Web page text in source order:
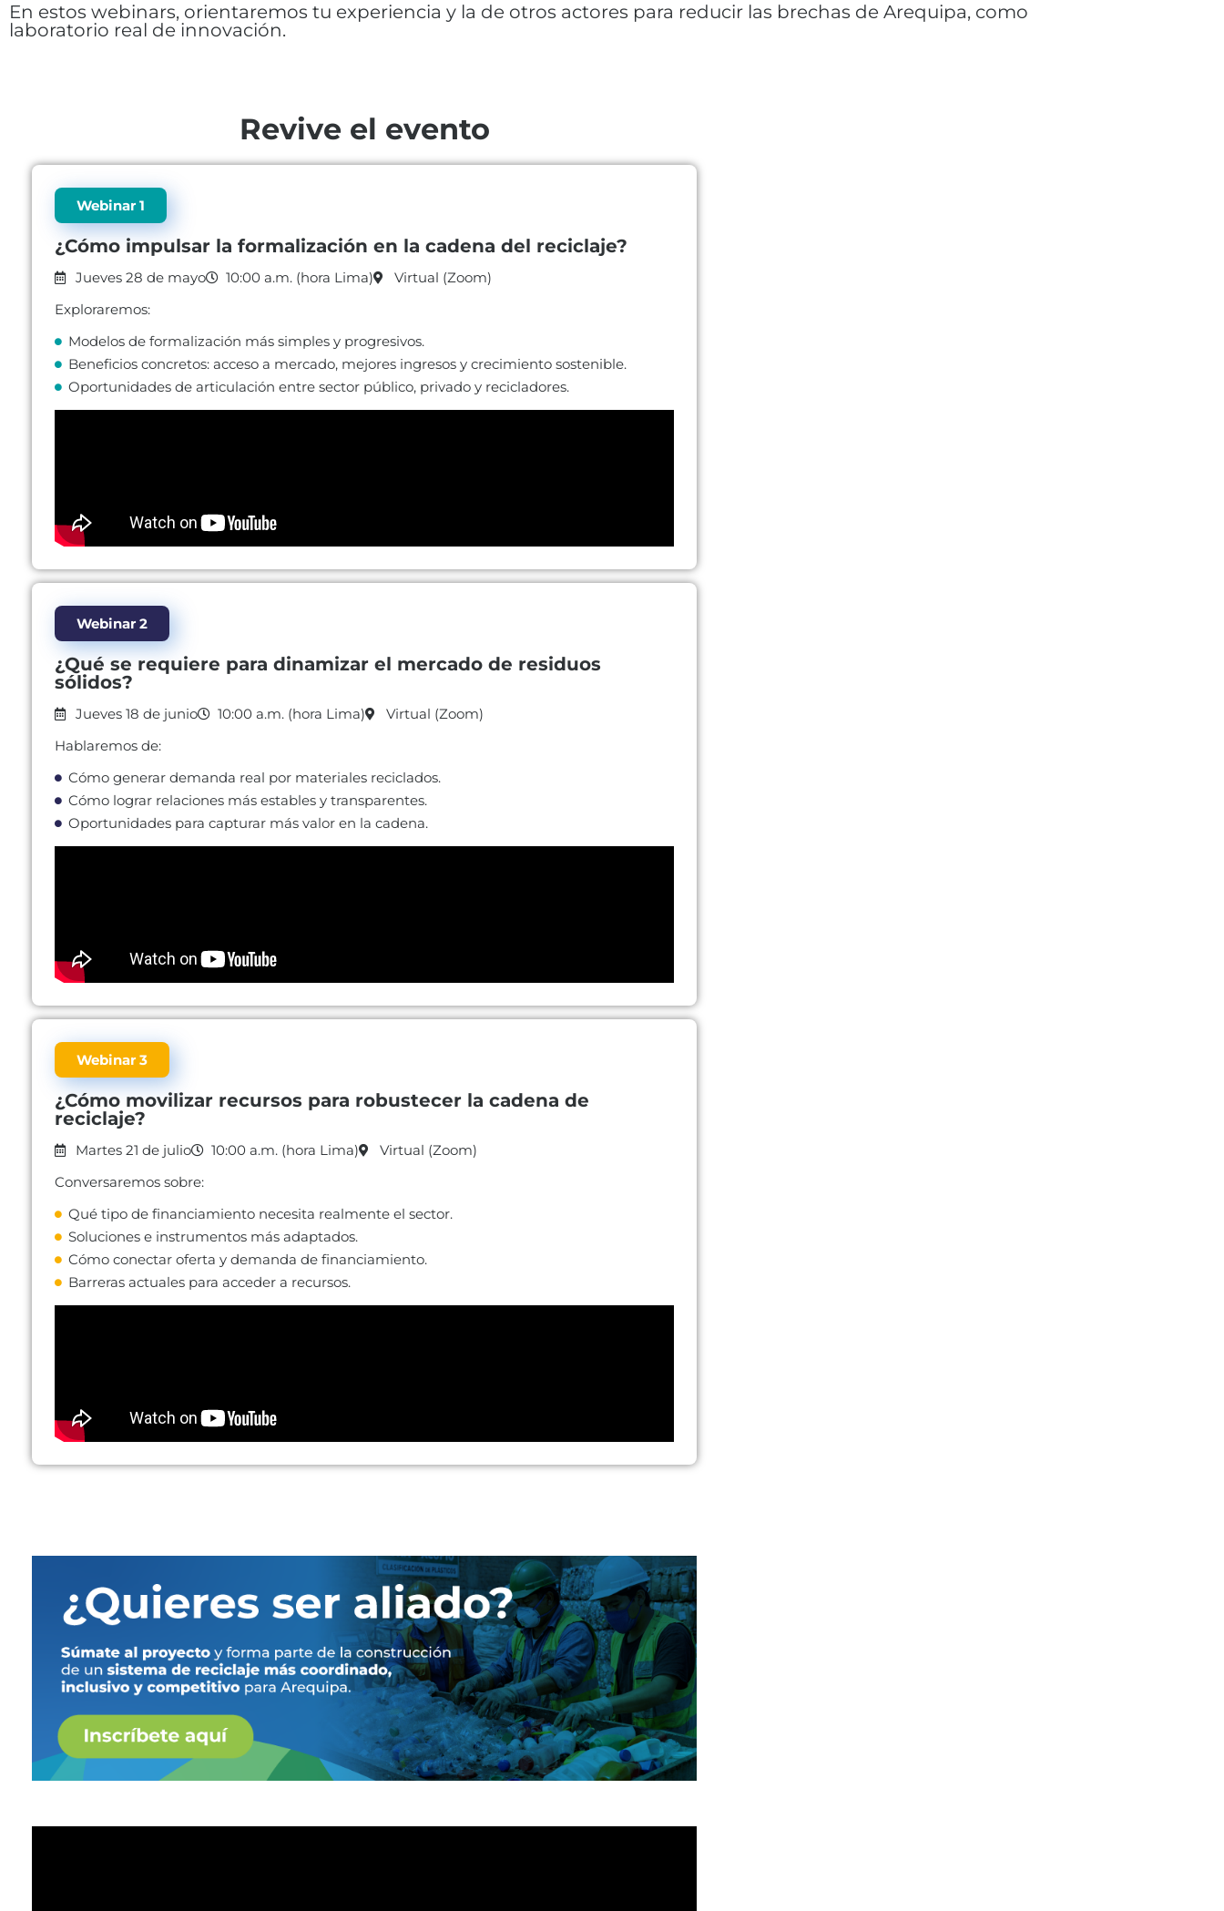
En estos webinars, orientaremos tu experiencia y la de otros actores para reducir las brechas de Arequipa, como
laboratorio real de innovación.
Revive el evento
Webinar 1
¿Cómo impulsar la formalización en la cadena del reciclaje?
Jueves 28 de mayo 10:00 a.m. (hora Lima)
Virtual (Zoom)
Exploraremos:
Modelos de formalización más simples y progresivos.
Beneficios concretos: acceso a mercado, mejores ingresos y crecimiento sostenible.
Oportunidades de articulación entre sector público, privado y recicladores.
Webinar 2
¿Qué se requiere para dinamizar el mercado de residuos
sólidos?
Jueves 18 de junio 10:00 a.m. (hora Lima)
Virtual (Zoom)
Hablaremos de:
Cómo generar demanda real por materiales reciclados.
Cómo lograr relaciones más estables y transparentes.
Oportunidades para capturar más valor en la cadena.
Webinar 3
¿Cómo movilizar recursos para robustecer la cadena de
reciclaje?
Martes 21 de julio 10:00 a.m. (hora Lima)
Virtual (Zoom)
Conversaremos sobre:
Qué tipo de financiamiento necesita realmente el sector.
Soluciones e instrumentos más adaptados.
Cómo conectar oferta y demanda de financiamiento.
Barreras actuales para acceder a recursos.